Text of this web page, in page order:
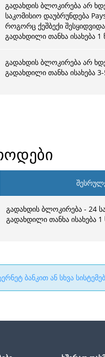
გადახდის ბლოკირება არ
საკომისიო დაუბრუნდება
როგორც ქეშბექი
გადახდილი თანხა ისახება 1
გადახდის ბლოკირება არ
გადახდილი თანხა ისახება
გადახდის ბლოკირება - 24
გადახდილი თანხა ისახება
ბანკით ან სხვა